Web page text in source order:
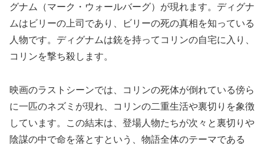
グナム（マーク・ウォールバーグ）が現れます。ディグナ
ムはビリーの上司であり、ビリーの死の真相を知っている
人物です。ディグナムは銃を持ってコリンの自宅に入り、
コリンを撃ち殺します。
映画のラストシーンでは、コリンの死体が倒れている傍ら
に一匹のネズミが現れ、コリンの二重生活や裏切りを象徴
しています。この結末は、登場人物たちが次々と裏切りや
陰謀の中で命を落とすという、物語全体のテーマである